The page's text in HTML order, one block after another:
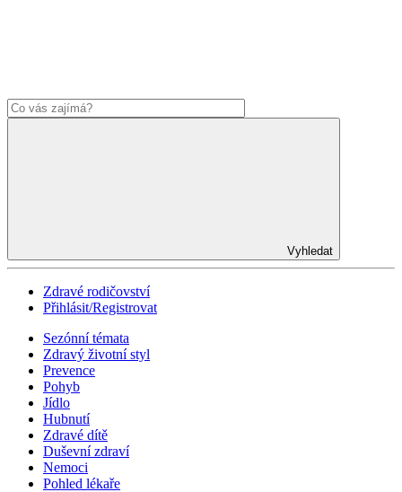
Vyhledat
Zdravé rodičovství
Přihlásit/Registrovat
Sezónní témata
Zdravý životní styl
Prevence
Pohyb
Jídlo
Hubnutí
Zdravé dítě
Duševní zdraví
Nemoci
Pohled lékaře